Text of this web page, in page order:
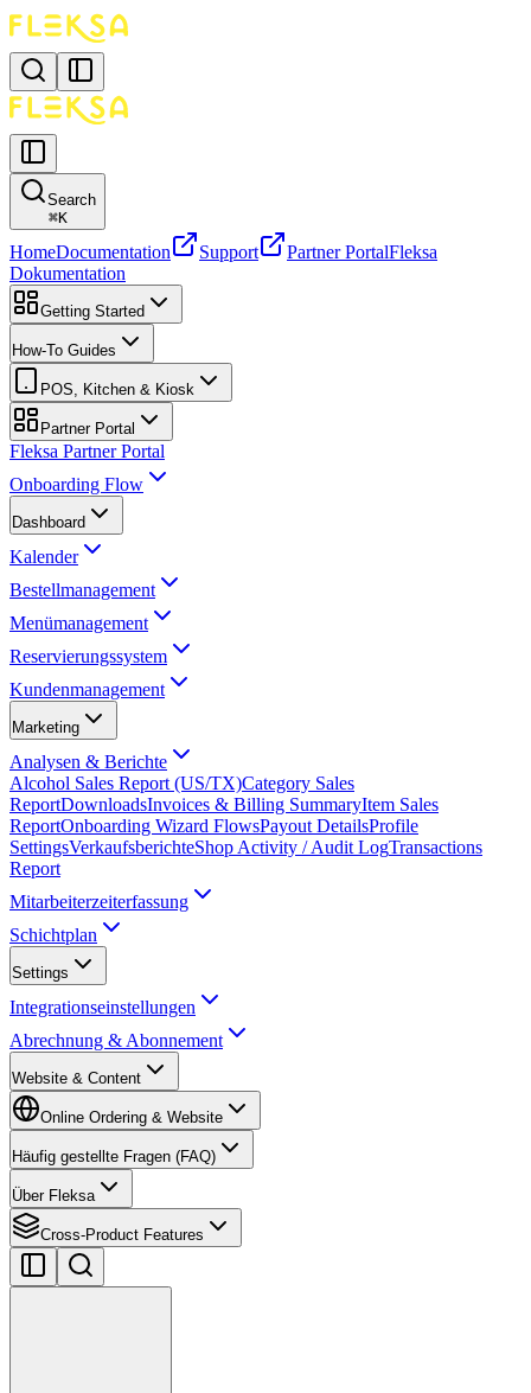
Search
⌘K
HomeDocumentation Support Partner PortalFleksa
Dokumentation
Getting Started
How-To Guides
POS, Kitchen & Kiosk
Partner Portal
Fleksa Partner Portal
Onboarding Flow
Dashboard
Kalender
Bestellmanagement
Menümanagement
Reservierungssystem
Kundenmanagement
Marketing
Analysen & Berichte
Alcohol Sales Report (US/TX)Category Sales
ReportDownloadsInvoices & Billing SummaryItem Sales
ReportOnboarding Wizard FlowsPayout DetailsProfile
SettingsVerkaufsberichteShop Activity / Audit LogTransactions
Report
Mitarbeiterzeiterfassung
Schichtplan
Settings
Integrationseinstellungen
Abrechnung & Abonnement
Website & Content
Online Ordering & Website
Häufig gestellte Fragen (FAQ)
Über Fleksa
Cross-Product Features